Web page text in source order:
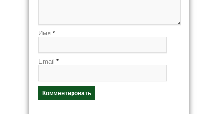
Имя *
Email *